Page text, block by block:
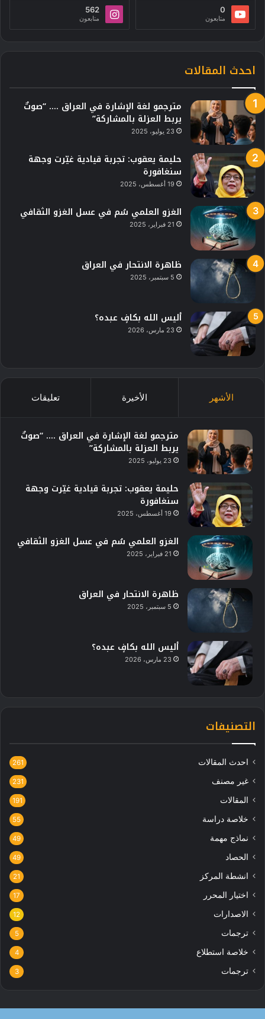
0
متابعون
562
متابعون
احدث المقالات
مترجمو لغة الإشارة في العراق …. “صوتٌ
يربط العزلة بالمشاركة”
23 يوليو، 2025
حليمة يعقوب: تجربة قيادية غيّرت وجهة
سنغافورة
19 أغسطس، 2025
الغزو العلمي سُم في عسل الغزو الثقافي
21 فبراير، 2025
ظاهرة الانتحار في العراق
5 سبتمبر، 2025
أليس الله بكافٍ عبده؟
23 مارس، 2026
الأشهر الأخيرة تعليقات
مترجمو لغة الإشارة في العراق …. “صوتٌ
يربط العزلة بالمشاركة”
23 يوليو، 2025
حليمة يعقوب: تجربة قيادية غيّرت وجهة
سنغافورة
19 أغسطس، 2025
الغزو العلمي سُم في عسل الغزو الثقافي
21 فبراير، 2025
ظاهرة الانتحار في العراق
5 سبتمبر، 2025
أليس الله بكافٍ عبده؟
23 مارس، 2026
التصنيفات
احدث المقالات 261
غير مصنف 231
المقالات 191
خلاصة دراسة 55
نماذج مهمة 49
الحصاد 49
انشطة المركز 21
اختيار المحرر 17
الاصدارات 12
ترجمات 5
خلاصة استطلاع 4
ترجمات 3